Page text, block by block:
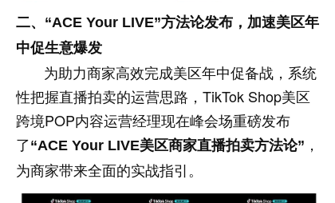
二、 “ACE Your LIVE”方法论发布，加速美区年
中促生意爆发
为助力商家高效完成美区年中促备战，系统
性把握直播拍卖的运营思路，TikTok Shop美区
跨境POP内容运营经理现在峰会场重磅发布
了“ACE Your LIVE美区商家直播拍卖方法论” ，
为商家带来全面的实战指引。